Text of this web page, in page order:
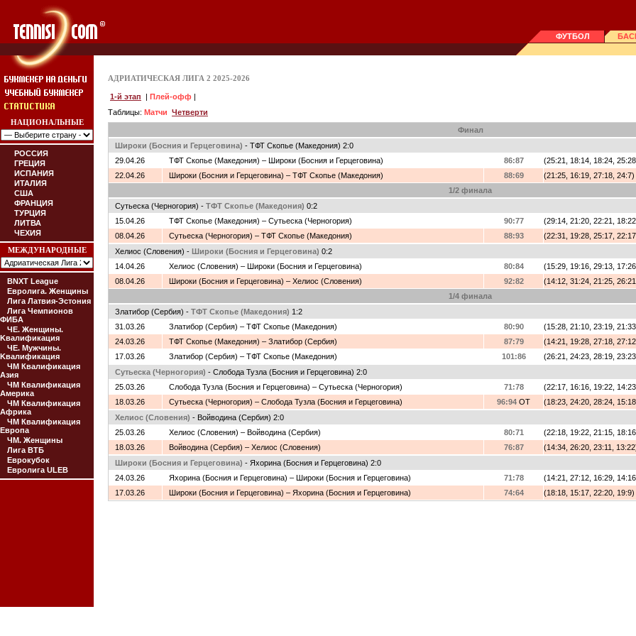
ФУТБОЛ
НАЦИОНАЛЬНЫЕ
РОССИЯ
ГРЕЦИЯ
ИСПАНИЯ
ИТАЛИЯ
США
ФРАНЦИЯ
ТУРЦИЯ
ЛИТВА
ЧЕХИЯ
МЕЖДУНАРОДНЫЕ
BNXT League
Евролига. Женщины
Лига Латвия-Эстония
Лига Чемпионов
ФИБА
ЧЕ. Женщины.
Kвалификация
ЧЕ. Мужчины.
Kвалификация
ЧМ Квалификация
Азия
ЧМ Квалификация
Америка
ЧМ Квалификация
Африка
ЧМ Квалификация
Европа
ЧМ. Женщины
Лига ВТБ
Еврокубок
Евролига ULEB
АДРИАТИЧЕСКАЯ ЛИГА 2 2025-2026
1-й этап | Плей-офф |
Таблицы: Матчи Четверти
Финал
Широки (Босния и Герцеговина) - ТФТ Скопье (Македония) 2:0
29.04.26
ТФТ Скопье (Македония) – Широки (Босния и Герцеговина) 86:87
(25:21, 18:14, 18:24,
22.04.26
Широки (Босния и Герцеговина) – ТФТ Скопье (Македония) 88:69
(21:25, 16:19, 27:18, 24:7)
1/2 финала
Сутьеска (Черногория) - ТФТ Скопье (Македония) 0:2
15.04.26
ТФТ Скопье (Македония) – Сутьеска (Черногория) 90:77
(29:14, 21:20, 22:21,
08.04.26
Сутьеска (Черногория) – ТФТ Скопье (Македония) 88:93
(22:31, 19:28, 25:17,
Хелиос (Словения) - Широки (Босния и Герцеговина) 0:2
14.04.26
Хелиос (Словения) – Широки (Босния и Герцеговина) 80:84
(15:29, 19:16, 29:13,
08.04.26
Широки (Босния и Герцеговина) – Хелиос (Словения) 92:82
(14:12, 31:24, 21:25,
1/4 финала
Златибор (Сербия) - ТФТ Скопье (Македония) 1:2
31.03.26
Златибор (Сербия) – ТФТ Скопье (Македония) 80:90
(15:28, 21:10, 23:19,
24.03.26
ТФТ Скопье (Македония) – Златибор (Сербия) 87:79
(14:21, 19:28, 27:18,
17.03.26
Златибор (Сербия) – ТФТ Скопье (Македония) 101:86
(26:21, 24:23, 28:19,
Сутьеска (Черногория) - Слобода Тузла (Босния и Герцеговина) 2:0
25.03.26
Слобода Тузла (Босния и Герцеговина) – Сутьеска (Черногория) 71:78
(22:17, 16:16, 19:22,
18.03.26
Сутьеска (Черногория) – Слобода Тузла (Босния и Герцеговина) 96:94 OT
(18:23, 24:20, 28:24,
Хелиос (Словения) - Войводина (Сербия) 2:0
25.03.26
Хелиос (Словения) – Войводина (Сербия) 80:71
(22:18, 19:22, 21:15,
18.03.26
Войводина (Сербия) – Хелиос (Словения) 76:87
(14:34, 26:20, 23:11,
Широки (Босния и Герцеговина) - Яхорина (Босния и Герцеговина) 2:0
24.03.26
Яхорина (Босния и Герцеговина) – Широки (Босния и Герцеговина) 71:78
(14:21, 27:12, 16:29,
17.03.26
Широки (Босния и Герцеговина) – Яхорина (Босния и Герцеговина) 74:64 (18:18, 15:17, 22:20, 19:9)